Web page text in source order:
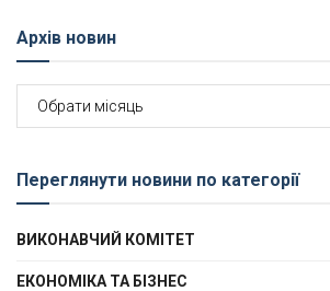
Архів новин
новин
Переглянути новини по категорії
ВИКОНАВЧИЙ КОМІТЕТ
ЕКОНОМІКА ТА БІЗНЕС